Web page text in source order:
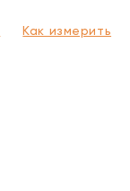
Как измерить